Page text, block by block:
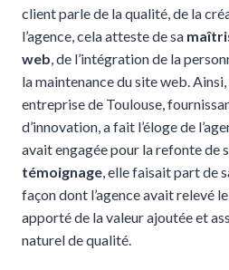
client parle de la qualité, de la
l’agence, cela atteste de sa
web , de l’intégration de la
la maintenance du site web.
entreprise de Toulouse,
d’innovation, a fait l’éloge de
avait engagée pour la refonte de
témoignage , elle faisait part de
façon dont l’agence avait relevé
apporté de la valeur ajoutée et
naturel de qualité.